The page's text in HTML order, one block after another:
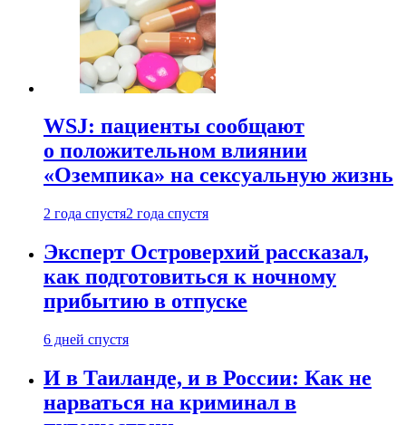
WSJ: пациенты сообщают
о положительном влиянии
«Оземпика» на сексуальную жизнь
2 года спустя2 года спустя
Эксперт Островерхий рассказал,
как подготовиться к ночному
прибытию в отпуске
6 дней спустя
И в Таиланде, и в России: Как не
нарваться на криминал в